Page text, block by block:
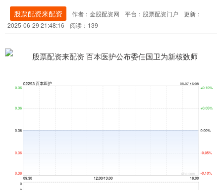
股票配资来配资 作者：金股配资网 平台：股票配资门户
更新：
2025-06-29 21:48:16
阅读：139